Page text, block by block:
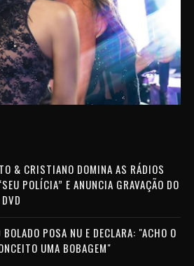
& CRISTIANO DOMINA AS RÁDIOS
POLÍCIA” E ANUNCIA GRAVAÇÃO DO
BOLADO POSA NU E DECLARA: "ACHO O
UMA BOBAGEM"